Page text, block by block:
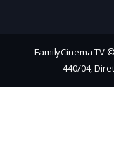
FamilyCinema TV
440/04,